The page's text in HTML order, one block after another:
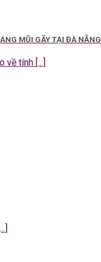
MŨI GÃY TẠI ĐÀ NẴNG
về tính [...]